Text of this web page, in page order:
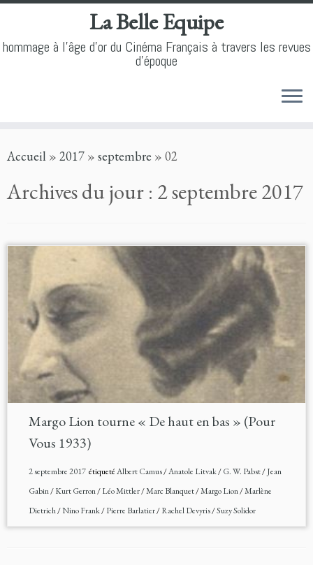
to
La Belle Equipe
hommage à l'âge d'or du Cinéma Français à travers les revues
d'époque
Accueil » 2017 » septembre » 02
Archives du jour : 2 septembre 2017
Margo Lion tourne « De haut en bas » (Pour
Vous 1933)
2 septembre 2017étiquetéAlbert Camus/Anatole Litvak/G. W. Pabst/Jean
Gabin/Kurt Gerron/Léo Mittler/Marc Blanquet/Margo Lion/Marlène
Dietrich/Nino Frank/Pierre Barlatier/Rachel Devyris/Suzy Solidor